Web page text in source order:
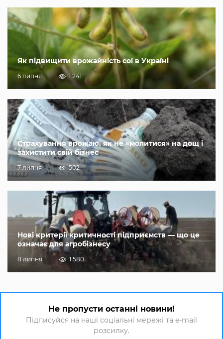
Як підвищити врожайність сої в Україні
6 липня 1 241
Страхування врожаю, як не «молитися» на дощ і
захистити свій бізнес
7 липня 502
Нові критерії критичності підприємств — що це
означає для агробізнесу
8 липня 1 580
Не пропусти останні новини!
Підписуйся на наші соціальні мережі та e-mail
розсилку.